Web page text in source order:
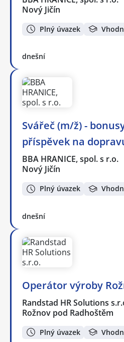
Nový Jičín
Plný úvazek
dnešní
Svářeč (m/ž) -
příspěvek na
BBA HRANICE, spol. s r.o.
Nový Jičín
Plný úvazek
dnešní
Operátor výroby
Randstad HR Solutions
Rožnov pod Radhoštěm
Plný úvazek